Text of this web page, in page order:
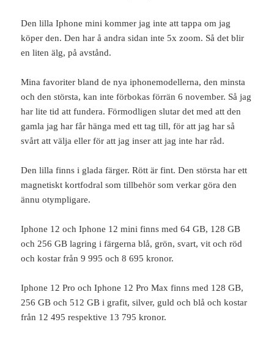
Den lilla Iphone mini kommer jag inte att tappa om jag
köper den. Den har å andra sidan inte 5x zoom. Så det blir
en liten älg, på avstånd.
Mina favoriter bland de nya iphonemodellerna, den minsta
och den största, kan inte förbokas förrän 6 november. Så jag
har lite tid att fundera. Förmodligen slutar det med att den
gamla jag har får hänga med ett tag till, för att jag har så
svårt att välja eller för att jag inser att jag inte har råd.
Den lilla finns i glada färger. Rött är fint. Den största har ett
magnetiskt kortfodral som tillbehör som verkar göra den
ännu otympligare.
Iphone 12 och Iphone 12 mini finns med 64 GB, 128 GB
och 256 GB lagring i färgerna blå, grön, svart, vit och röd
och kostar från 9 995 och 8 695 kronor.
Iphone 12 Pro och Iphone 12 Pro Max finns med 128 GB,
256 GB och 512 GB i grafit, silver, guld och blå och kostar
från 12 495 respektive 13 795 kronor.